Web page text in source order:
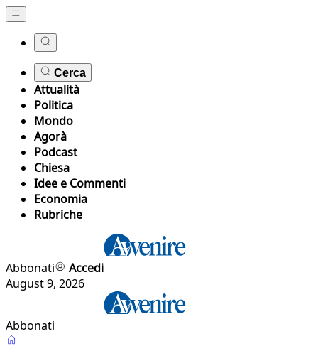
Cerca
Attualità
Politica
Mondo
Agorà
Podcast
Chiesa
Idee e Commenti
Economia
Rubriche
Abbonati
Accedi
August 9, 2026
Abbonati